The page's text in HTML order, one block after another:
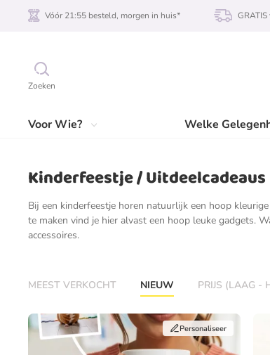
Zoeken
Voor Wie? Welke
Vóór 21:55 besteld, morgen in huis*
Kinderfeestje / Uitdeelcadeaus
Bij een kinderfeestje horen natuurlijk een hoop
te maken vind je hier alvast een hoop leuke gadgets.
accessoires.
MEEST VERKOCHT NIEUW PRIJS (LAAG -
Personaliseer